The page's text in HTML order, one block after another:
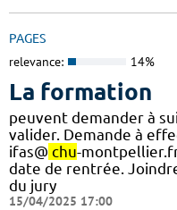
PAGES
relevance: 14%
La formation
peuvent demander à
valider. Demande à
ifas@ chu-
date de rentrée.
du jury
15/04/2025 17:00